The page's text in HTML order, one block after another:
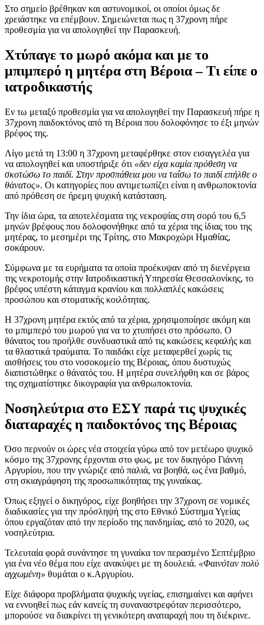
Στο σημείο βρέθηκαν και αστυνομικοί, οι οποίοι όμως δε
χρειάστηκε να επέμβουν. Σημειώνεται πως η 37χρονη πήρε
προθεσμία για να απολογηθεί την Παρασκευή.
Χτύπαγε το μωρό ακόμα και με το
μπιμπερό η μητέρα στη Βέροια – Τι είπε ο
ιατροδικαστής
Εν τω μεταξύ προθεσμία για να απολογηθεί την Παρασκευή πήρε η
37χρονη παιδοκτόνος από τη Βέροια που δολοφόνησε το έξι μηνών
βρέφος της.
Λίγο μετά τη 13:00 η 37χρονη μεταφέρθηκε στον εισαγγελέα για
να απολογηθεί και υποστήριξε ότι «δεν είχα καμία πρόθεση να
σκοτώσω το παιδί. Στην προσπάθεια μου να ταΐσω το παιδί επήλθε ο
θάνατος». Οι κατηγορίες που αντιμετωπίζει είναι η ανθρωποκτονία
από πρόθεση σε ήρεμη ψυχική κατάσταση.
Την ίδια ώρα, τα αποτελέσματα της νεκροψίας στη σορό του 6,5
μηνών βρέφους που δολοφονήθηκε από τα χέρια της ίδιας του της
μητέρας, το μεσημέρι της Τρίτης, στο Μακροχώρι Ημαθίας,
σοκάρουν.
Σύμφωνα με τα ευρήματα τα οποία προέκυψαν από τη διενέργεια
της νεκροτομής στην Ιατροδικαστική Υπηρεσία Θεσσαλονίκης, το
βρέφος υπέστη κάταγμα κρανίου και πολλαπλές κακώσεις
προσώπου και στοματικής κοιλότητας.
H 37χρονη μητέρα εκτός από τα χέρια, χρησιμοποίησε ακόμη και
το μπιμπερό του μωρού για να το χτυπήσει στο πρόσωπο. Ο
θάνατος του προήλθε συνδυαστικά από τις κακώσεις κεφαλής και
τα θλαστικά τραύματα. Το παιδάκι είχε μεταφερθεί χωρίς τις
αισθήσεις του στο νοσοκομείο της Βέροιας, όπου δυστυχώς
διαπιστώθηκε ο θάνατός του. Η μητέρα συνελήφθη και σε βάρος
της σχηματίστηκε δικογραφία για ανθρωποκτονία.
Νοσηλεύτρια στο ΕΣΥ παρά τις ψυχικές
διαταραχές η παιδοκτόνος της Βέροιας
Όσο περνούν οι ώρες νέα στοιχεία γύρω από τον μετέωρο ψυχικό
κόσμο της 37χρονης έρχονται στο φως, με τον δικηγόρο Γιάννη
Αργυρίου, που την γνώριζε από παλιά, να βοηθά, ως ένα βαθμό,
στη σκιαγράφηση της προσωπικότητας της γυναίκας.
Όπως εξηγεί ο δικηγόρος, είχε βοηθήσει την 37χρονη σε νομικές
διαδικασίες για την πρόσληψή της στο Εθνικό Σύστημα Υγείας
όπου εργαζόταν από την περίοδο της πανδημίας, από το 2020, ως
νοσηλεύτρια.
Τελευταία φορά συνάντησε τη γυναίκα τον περασμένο Σεπτέμβριο
για ένα νέο θέμα που είχε ανακύψει με τη δουλειά. «Φαινόταν πολύ
αγχωμένη» θυμάται ο κ.Αργυρίου.
Είχε διάφορα προβλήματα ψυχικής υγείας, επισημαίνει και αφήνει
να εννοηθεί πως εάν κανείς τη συναναστρεφόταν περισσότερο,
μπορούσε να διακρίνει τη γενικότερη αναταραχή που τη διέκρινε.